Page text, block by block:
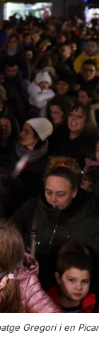
Gregori i en